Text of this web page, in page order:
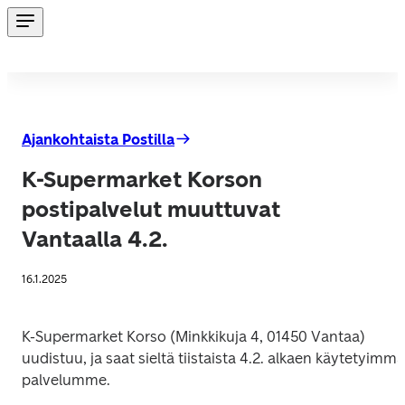
Ajankohtaista Postilla
K-Supermarket Korson
postipalvelut muuttuvat
Vantaalla 4.2.
16.1.2025
K-Supermarket Korso (Minkkikuja 4, 01450 Vantaa)
uudistuu, ja saat sieltä tiistaista 4.2. alkaen
palvelumme.